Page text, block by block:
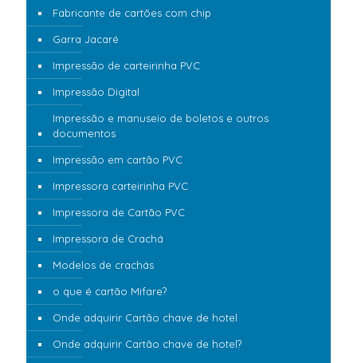
Fabricante de cartões com chip
Garra Jacaré
Impressão de carteirinha PVC
Impressão Digital
Impressão e manuseio de boletos e outros
documentos
Impressão em cartão PVC
Impressora carteirinha PVC
Impressora de Cartão PVC
Impressora de Crachá
Modelos de crachás
o que é cartão Mifare?
Onde adquirir Cartão chave de hotel
Onde adquirir Cartão chave de hotel?